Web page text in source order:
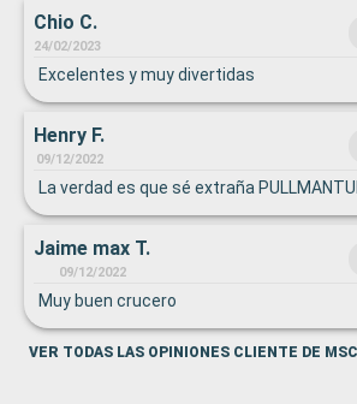
Chio C.
24/02/2023
Excelentes y muy divertidas
Henry F.
09/12/2022
La verdad es que sé extraña
Jaime max T.
09/12/2022
Muy buen crucero
VER TODAS LAS OPINIONES CLIENTE DE